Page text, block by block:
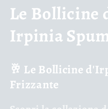
C
o
l
l
e
Le Bollicine
Irpinia
🥂 Le Bollicine
Frizzante